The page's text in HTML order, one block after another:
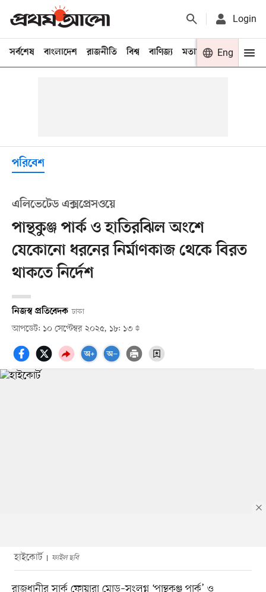
Login
সর্বশেষ বাংলাদেশ রাজনীতি বিশ্ব বাণিজ্য মতামত খেলা
Eng
পরিবেশ
এলিভেটেড এক্সপ্রেসওয়ে
পান্থকুঞ্জ পার্ক ও হাতিরঝিল অংশে
যেকোনো ধরনের নির্মাণকাজ থেকে বিরত
থাকতে নির্দেশ
নিজস্ব প্রতিবেদক ঢাকা
আপডেট: ১০ সেপ্টেম্বর ২০২৫, ১৮: ১৩
হাইকোর্ট ফাইল ছবি
রাজধানীর সার্ক ফোয়ারা মোড়–সংলগ্ন ‘পান্থকুঞ্জ পার্ক’ ও